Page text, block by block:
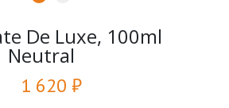
De Luxe, 100ml
Neutral
1 620 ₽